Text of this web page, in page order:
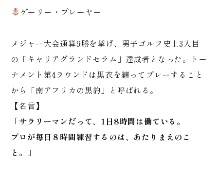
ゲーリー・プレーヤー
メジャー大会通算9勝を挙げ、男子ゴルフ史上3人目
の「キャリアグランドセラム」達成者となった。トー
ナメント第4ラウンドは黒衣を纏ってプレーすること
から「南アフリカの黒豹」と呼ばれる。
【名言】
「サラリーマンだって、1日8時間は働ている。
プロが毎日８時間練習するのは、あたりまえのこ
と。」